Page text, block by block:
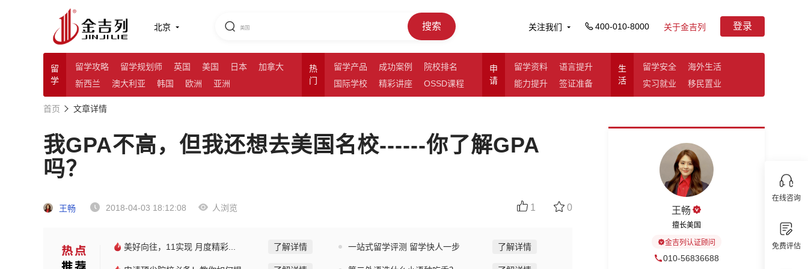
北京 搜索 关注我们 400-010-8000 关于金吉列 登录
留
学
留学攻略 留学规划师 英国 美国 日本
加拿大
新西兰
澳大利亚 韩国 欧洲 亚洲
热
门
留学产品 成功案例
院校排名
国际学校
精彩讲座 OSSD课程
申
请
留学资料
语言提升
能力提升
签证准备
生
活
留学安全
海外生活
实习就业
移民置业
在线咨询
免费评估
首页 文章详情
我GPA不高，但我还想去美国名校------你了解GPA
吗？
王畅 2018-04-03 18:12:08 人浏览 1 0
美好向往，11实现 月度精彩... 了解详情 一站式留学评测 留学快人一步 了解详情
王畅
擅长美国
金吉列认证顾问
010-56836688